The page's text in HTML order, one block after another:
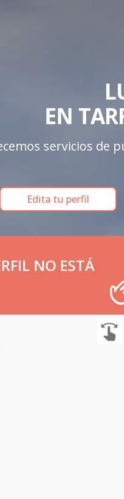
EN
servicios de
Edita tu perfil
NO ESTÁ